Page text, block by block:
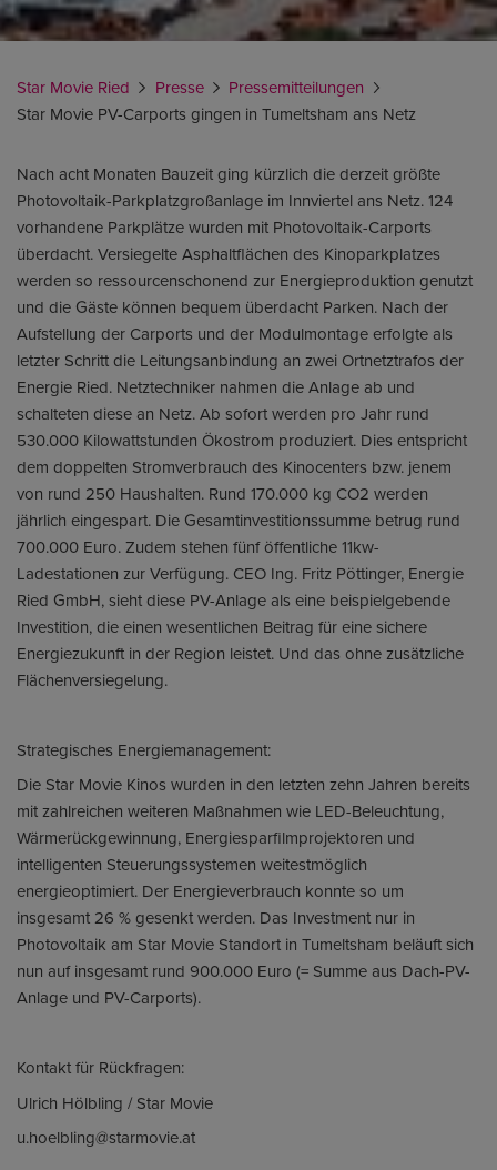
Star Movie Ried Presse
Pressemitteilungen
Star Movie PV-Carports gingen in Tumeltsham ans Netz
Nach acht Monaten Bauzeit ging kürzlich die derzeit größte
Photovoltaik-Parkplatzgroßanlage im Innviertel ans Netz. 124
vorhandene Parkplätze wurden mit Photovoltaik-Carports
überdacht. Versiegelte Asphaltflächen des Kinoparkplatzes
werden so ressourcenschonend zur Energieproduktion genutzt
und die Gäste können bequem überdacht Parken. Nach der
Aufstellung der Carports und der Modulmontage erfolgte als
letzter Schritt die Leitungsanbindung an zwei Ortnetztrafos der
Energie Ried. Netztechniker nahmen die Anlage ab und
schalteten diese an Netz. Ab sofort werden pro Jahr rund
530.000 Kilowattstunden Ökostrom produziert. Dies entspricht
dem doppelten Stromverbrauch des Kinocenters bzw. jenem
von rund 250 Haushalten. Rund 170.000 kg CO2 werden
jährlich eingespart. Die Gesamtinvestitionssumme betrug rund
700.000 Euro. Zudem stehen fünf öffentliche 11kw-
Ladestationen zur Verfügung. CEO Ing. Fritz Pöttinger, Energie
Ried GmbH, sieht diese PV-Anlage als eine beispielgebende
Investition, die einen wesentlichen Beitrag für eine sichere
Energiezukunft in der Region leistet. Und das ohne zusätzliche
Flächenversiegelung.
Strategisches Energiemanagement:
Die Star Movie Kinos wurden in den letzten zehn Jahren bereits
mit zahlreichen weiteren Maßnahmen wie LED-Beleuchtung,
Wärmerückgewinnung, Energiesparfilmprojektoren und
intelligenten Steuerungssystemen weitestmöglich
energieoptimiert. Der Energieverbrauch konnte so um
insgesamt 26 % gesenkt werden. Das Investment nur in
Photovoltaik am Star Movie Standort in Tumeltsham beläuft sich
nun auf insgesamt rund 900.000 Euro (= Summe aus Dach-PV-
Anlage und PV-Carports).
Kontakt für Rückfragen:
Ulrich Hölbling / Star Movie
u.hoelbling@starmovie.at